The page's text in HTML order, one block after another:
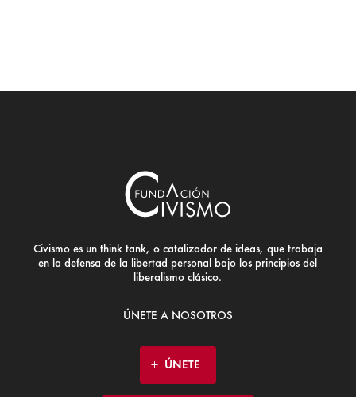
Civismo es un think tank, o catalizador de ideas, que trabaja
en la defensa de la libertad personal bajo los principios del
liberalismo clásico.
ÚNETE A NOSOTROS
ÚNETE